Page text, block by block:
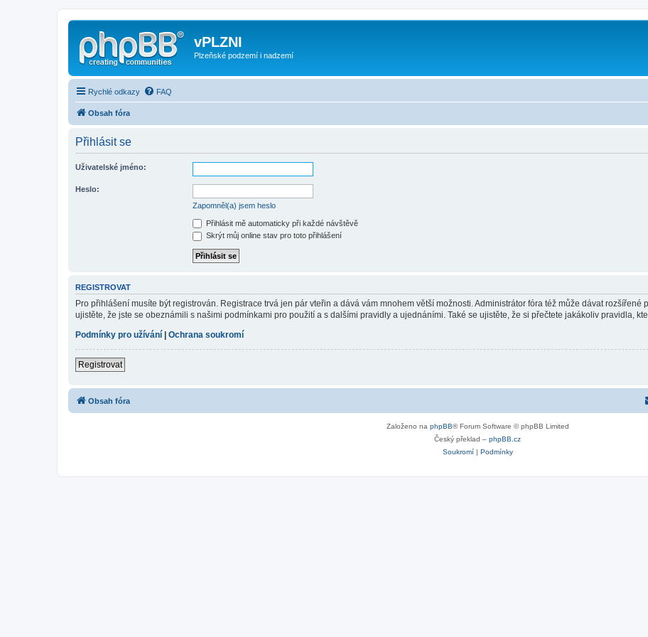
vPLZNI
Plzeňské podzemí i nadzemí
Rychlé odkazy FAQ
Obsah fóra
Přihlásit se
Uživatelské jméno:
Heslo:
Zapomněl(a) jsem heslo
Přihlásit mě automaticky při každé návštěvě
Skrýt můj online stav pro toto přihlášení
REGISTROVAT
Pro přihlášení musíte být registrován. Registrace trvá jen pár vteřin a dává vám mnohem větší možnosti. Administrátor fóra též může dávat
ujistěte, že jste se obeznámili s našimi podmínkami pro použití a s dalšími pravidly a ujednáními. Také se ujistěte, že si přečtete jakákoliv pravidla,
Podmínky pro užívání
Ochrana soukromí
Registrovat
Obsah fóra
Založeno na phpBB® Forum Software © phpBB Limited
Český překlad – phpBB.cz
Soukromí| Podmínky